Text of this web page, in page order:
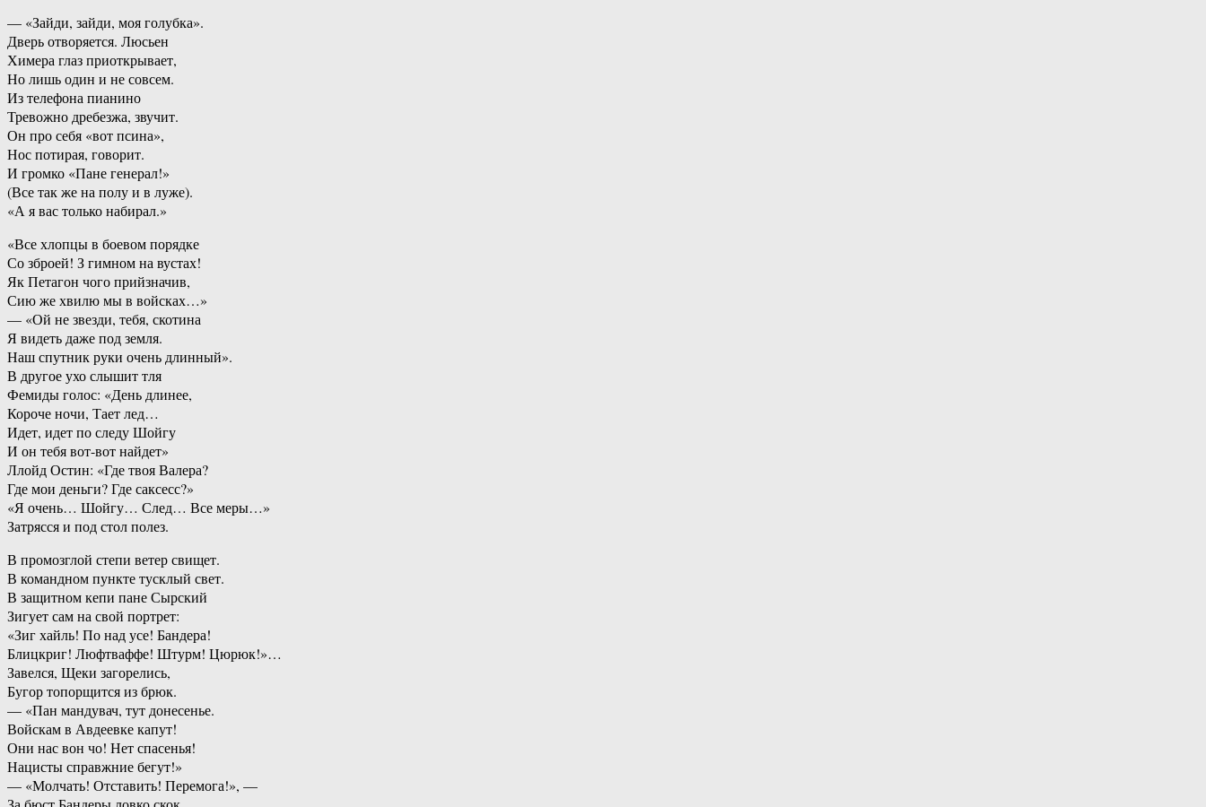
— «Зайди, зайди, моя голубка».
Дверь отворяется. Люсьен
Химера глаз приоткрывает,
Но лишь один и не совсем.
Из телефона пианино
Тревожно дребезжа, звучит.
Он про себя «вот псина»,
Нос потирая, говорит.
И громко «Пане генерал!»
(Все так же на полу и в луже).
«А я вас только набирал.»
«Все хлопцы в боевом порядке
Со зброей! З гимном на вустах!
Як Петагон чого прийзначив,
Сию же хвилю мы в войсках…»
— «Ой не звезди, тебя, скотина
Я видеть даже под земля.
Наш спутник руки очень длинный».
В другое ухо слышит тля
Фемиды голос: «День длинее,
Короче ночи, Тает лед…
Идет, идет по следу Шойгу
И он тебя вот-вот найдет»
Ллойд Остин: «Где твоя Валера?
Где мои деньги? Где саксесс?»
«Я очень… Шойгу… След… Все меры…»
Затрясся и под стол полез.
В промозглой степи ветер свищет.
В командном пункте тусклый свет.
В защитном кепи пане Сырский
Зигует сам на свой портрет:
«Зиг хайль! По над усе! Бандера!
Блицкриг! Люфтваффе! Штурм! Цюрюк!»…
Завелся, Щеки загорелись,
Бугор топорщится из брюк.
— «Пан мандувач, тут донесенье.
Войскам в Авдеевке капут!
Они нас вон чо! Нет спасенья!
Нацисты справжние бегут!»
— «Молчать! Отставить! Перемога!», —